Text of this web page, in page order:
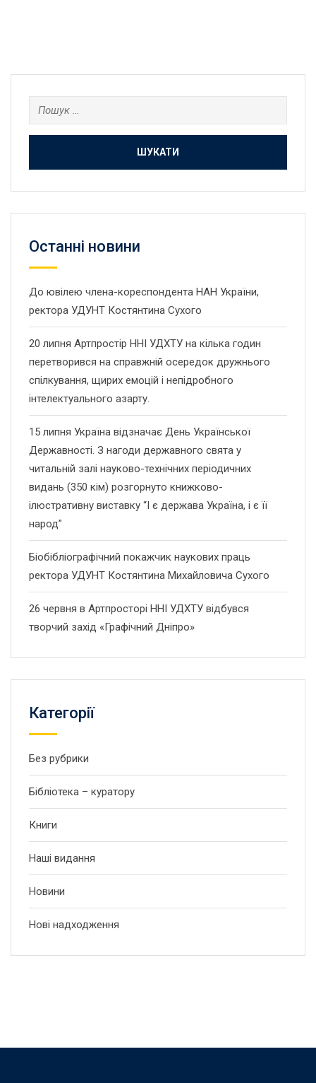
Пошук:
Останнi новини
До ювілею члена-кореспондента НАН України,
ректора УДУНТ Костянтина Сухого
20 липня Артпростір ННІ УДХТУ на кілька годин
перетворився на справжній осередок дружнього
спілкування, щирих емоцій і непідробного
інтелектуального азарту.
15 липня Україна відзначає День Української
Державності. З нагоди державного свята у
читальній залі науково-технічних періодичних
видань (350 кім) розгорнуто книжково-
ілюстративну виставку “І є держава Україна, і є її
народ”
Біобібліографічний покажчик наукових праць
ректора УДУНТ Костянтина Михайловича Сухого
26 червня в Артпросторі ННІ УДХТУ відбувся
творчий захід «Графічний Дніпро»
Категорії
Без рубрики
Бібліотека – куратору
Книги
Наші видання
Новини
Нові надходження